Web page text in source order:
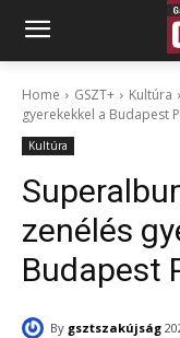
Home GSZT+ Kultúra
gyerekekkel a Budapest
Kultúra
zenélés
Budapest
By gsztszakújság